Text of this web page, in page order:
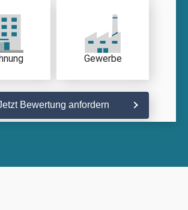
Gewerbe
Bewertung anfordern